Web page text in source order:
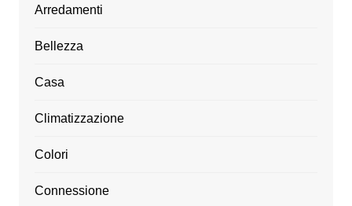
Arredamenti
Bellezza
Casa
Climatizzazione
Colori
Connessione